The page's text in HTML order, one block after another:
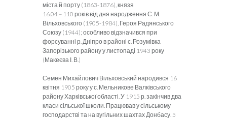
міста й порту (1863-1876), князя
16.04 – 110 років від дня народження С. М.
Вільховського (1905-1984), Героя Радянського
Союзу (1944); особливо відзначився при
форсуванні р. Дніпро в районі с. Розумівка
Запорізького району у листопаді 1943 року
(Макеєва І. В.)
Семен Михайлович Вільховський народився 16
квітня 1905 року у с. Мельникове Валківського
району Харківської області. У 1915 р. закінчив два
класи сільської школи. Працював у сільському
господарстві та на вугільних шахтах Донбасу. 5